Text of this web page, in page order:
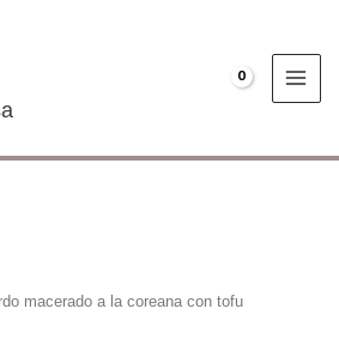
macerado a la coreana con tofu